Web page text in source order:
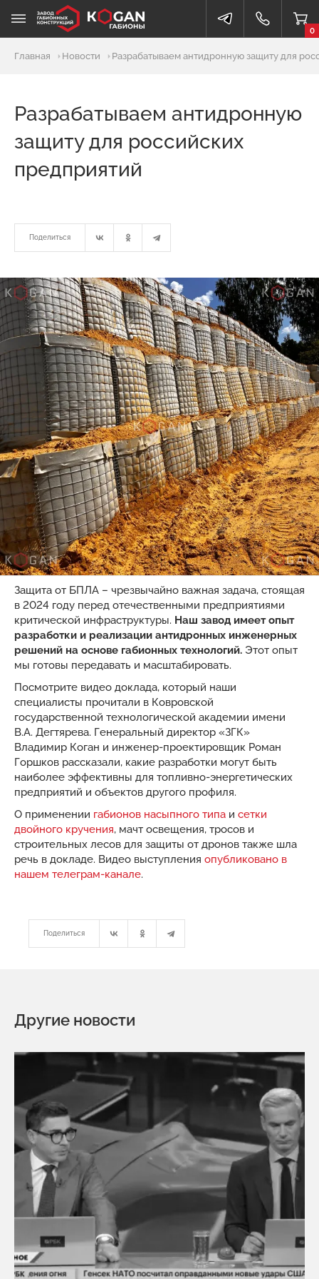
0
Главная Новости Разрабатываем антидронную защиту для
Разрабатываем антидронную
защиту для российских
предприятий
Поделиться
Защита от БПЛА – чрезвычайно важная задача, стоящая
в 2024 году перед отечественными предприятиями
критической инфраструктуры. Наш завод имеет опыт
разработки и реализации антидронных инженерных
решений на основе габионных технологий. Этот опыт
мы готовы передавать и масштабировать.
Посмотрите видео доклада, который наши
специалисты прочитали в Ковровской
государственной технологической академии имени
В.А. Дегтярева. Генеральный директор «ЗГК»
Владимир Коган и инженер-проектировщик Роман
Горшков рассказали, какие разработки могут быть
наиболее эффективны для топливно-энергетических
предприятий и объектов другого профиля.
О применении габионов насыпного типа и сетки
двойного кручения, мачт освещения, тросов и
строительных лесов для защиты от дронов также шла
речь в докладе. Видео выступления опубликовано в
нашем телеграм-канале.
Поделиться
Другие новости